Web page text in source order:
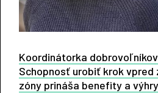
Koordinátorka
Schopnosť urobiť krok vpred
zóny prináša benefity a výhry